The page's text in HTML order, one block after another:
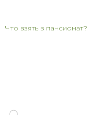
Что взять в пансионат?